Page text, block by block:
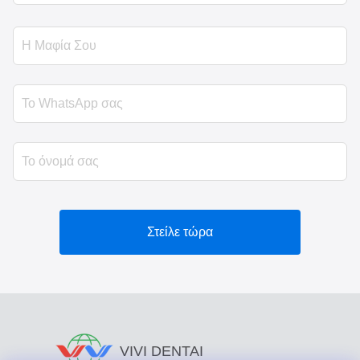
Στείλε τώρα
VIVI DENTAI